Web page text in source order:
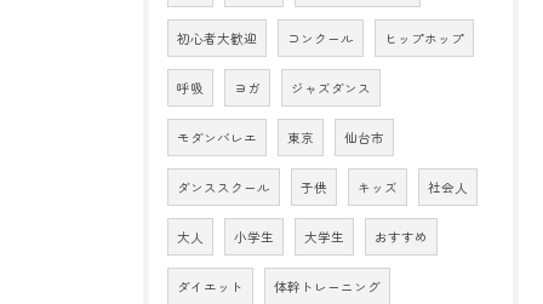
初心者大歓迎 コンクール ヒップホップ
呼吸 ヨガ ジャズダンス
モダンバレエ 東京 仙台市
ダンススクール 子供 キッズ 社会人
大人 小学生 大学生 おすすめ
ダイエット 体幹トレーニング